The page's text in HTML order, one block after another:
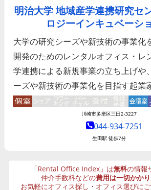
明治大学 地域産学連携研究セ
ロジーインキュベーシ
大学の研究シーズや新技術の事業化
開発のためのレンタルオフィス・レ
学連携による新規事業の立ち上げや
ーズや新技術の事業化を目指す起業
川崎市多摩区三田2-3227
044-934-7251
生田駅 徒歩7分
「Rental Office Index」は無料の情報
仲介手数料などの費用は一切かか
お気軽にオフィス探し・オフィス選びにご